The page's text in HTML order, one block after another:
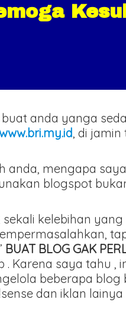
buat anda yanga
, di
anda, mengapa
blogspot
sekali kelebihan
BUAT BLOG GAK
. Karena saya tahu ,
beberapa
dan iklan